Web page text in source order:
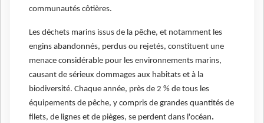
communautés côtières.
Les déchets marins issus de la pêche, et notamment les
engins abandonnés, perdus ou rejetés, constituent une
menace considérable pour les environnements marins,
causant de sérieux dommages aux habitats et à la
biodiversité. Chaque année, près de 2 % de tous les
équipements de pêche, y compris de grandes quantités de
filets, de lignes et de pièges, se perdent dans l'océan.